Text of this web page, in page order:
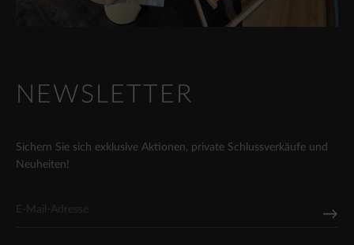
NEWSLETTER
Sichern Sie sich exklusive Aktionen, private Schlussverkäufe und
Neuheiten!